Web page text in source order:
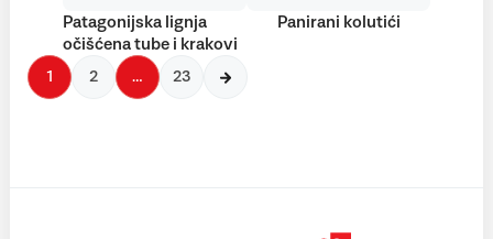
Patagonijska lignja
očišćena tube i krakovi
Panirani kolutići
1 2 … 23